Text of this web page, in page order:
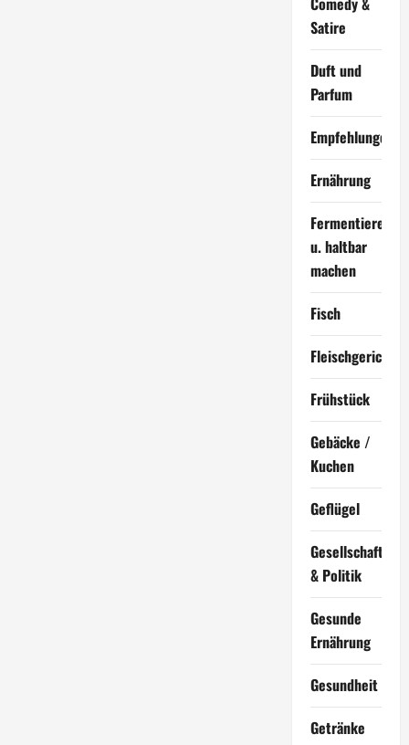
Satire
Duft und
Parfum
Empfehlungen
Ernährung
Fermentieren
u. haltbar
machen
Fisch
Fleischgerichte
Frühstück
Gebäcke /
Kuchen
Geflügel
Gesellschaft
& Politik
Gesunde
Ernährung
Gesundheit
Getränke